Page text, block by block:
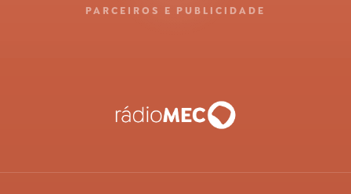
PARCEIROS E PUBLICIDADE